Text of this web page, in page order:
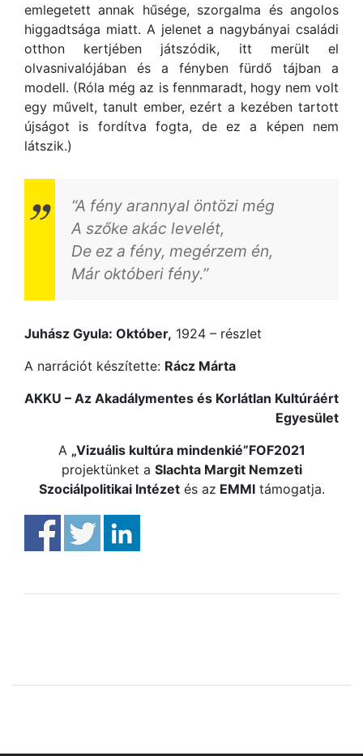
emlegetett annak hűsége, szorgalma és angolos
higgadtsága miatt. A jelenet a nagybányai családi
otthon kertjében játszódik, itt merült el
olvasnivalójában és a fényben fürdő tájban a
modell. (Róla még az is fennmaradt, hogy nem volt
egy művelt, tanult ember, ezért a kezében tartott
újságot is fordítva fogta, de ez a képen nem
látszik.)
“A fény arannyal öntözi még
A szőke akác levelét,
De ez a fény, megérzem én,
Már októberi fény.”
Juhász Gyula: Október, 1924 – részlet
A narrációt készítette: Rácz Márta
AKKU – Az Akadálymentes és Korlátlan Kultúráért
Egyesület
A „Vizuális kultúra mindenkié”FOF2021
projektünket a Slachta Margit Nemzeti
Szociálpolitikai Intézetés az EMMItámogatja.